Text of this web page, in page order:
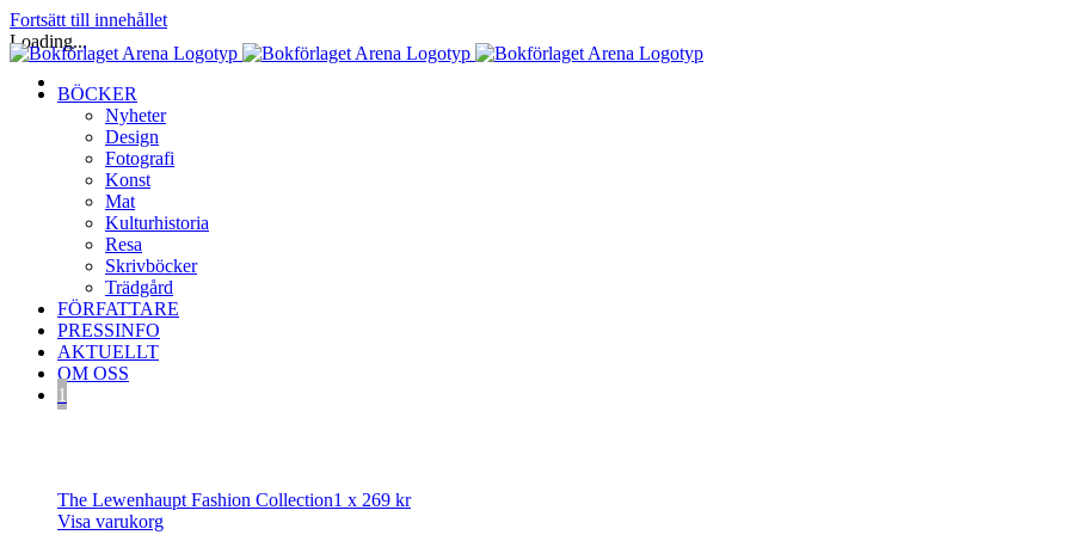
Fortsätt till innehållet
BÖCKER
Nyheter
Design
Fotografi
Konst
Mat
Kulturhistoria
Resa
Skrivböcker
Trädgård
FÖRFATTARE
PRESSINFO
AKTUELLT
OM OSS
1
The Lewenhaupt Fashion Collection1 x 269 kr
Visa varukorg
Loading...